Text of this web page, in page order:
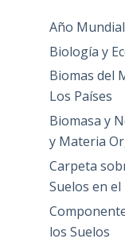
Año
Biología y
Biomas del
Los Países
Biomasa y
y Materia
Carpeta
Suelos en el
los Suelos